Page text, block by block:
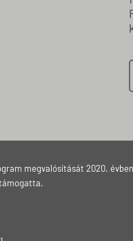
megvalósítását 2020.